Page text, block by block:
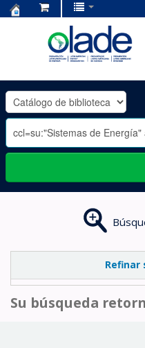
OLADE
-
Refinar
Su búsqueda